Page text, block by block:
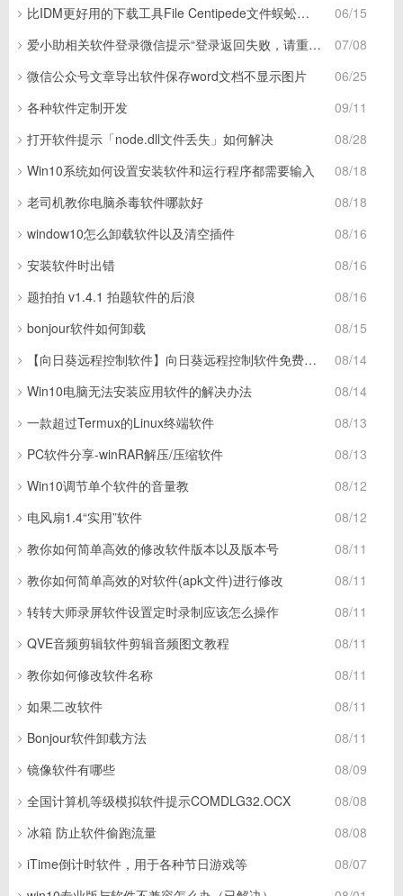
06/15
比IDM更好用的下载工具File Centipede文件蜈蚣，秒杀迅雷，直接飞起！
07/08
爱小助相关软件登录微信提示“登录返回失败，请重试”
06/25
微信公众号文章导出软件保存word文档不显示图片
09/11
各种软件定制开发
08/28
打开软件提示「node.dll文件丢失」如何解决
08/18
Win10系统如何设置安装软件和运行程序都需要输入
08/18
老司机教你电脑杀毒软件哪款好
08/16
window10怎么卸载软件以及清空插件
08/16
安装软件时出错
08/16
题拍拍 v1.4.1 拍题软件的后浪
08/15
bonjour软件如何卸载
08/14
【向日葵远程控制软件】向日葵远程控制软件免费下载
08/14
Win10电脑无法安装应用软件的解决办法
08/13
一款超过Termux的Linux终端软件
08/13
PC软件分享-winRAR解压/压缩软件
08/12
Win10调节单个软件的音量教
08/12
电风扇1.4“实用”软件
08/11
教你如何简单高效的修改软件版本以及版本号
08/11
教你如何简单高效的对软件(apk文件)进行修改
08/11
转转大师录屏软件设置定时录制应该怎么操作
08/11
QVE音频剪辑软件剪辑音频图文教程
08/11
教你如何修改软件名称
08/11
如果二改软件
08/11
Bonjour软件卸载方法
08/09
镜像软件有哪些
08/08
全国计算机等级模拟软件提示COMDLG32.OCX
08/08
冰箱 防止软件偷跑流量
08/07
iTime倒计时软件，用于各种节日游戏等